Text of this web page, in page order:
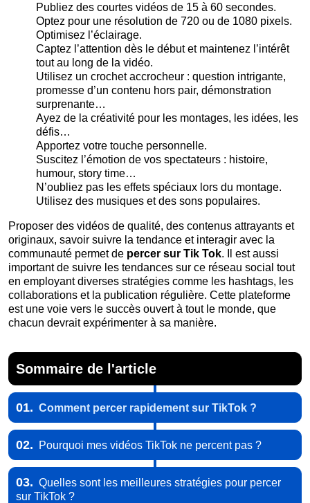
Publiez des courtes vidéos de 15 à 60 secondes.
Optez pour une résolution de 720 ou de 1080 pixels.
Optimisez l’éclairage.
Captez l’attention dès le début et maintenez l’intérêt
tout au long de la vidéo.
Utilisez un crochet accrocheur : question intrigante,
promesse d’un contenu hors pair, démonstration
surprenante…
Ayez de la créativité pour les montages, les idées, les
défis…
Apportez votre touche personnelle.
Suscitez l’émotion de vos spectateurs : histoire,
humour, story time…
N’oubliez pas les effets spéciaux lors du montage.
Utilisez des musiques et des sons populaires.
Proposer des vidéos de qualité, des contenus attrayants et
originaux, savoir suivre la tendance et interagir avec la
communauté permet de percer sur Tik Tok. Il est aussi
important de suivre les tendances sur ce réseau social tout
en employant diverses stratégies comme les hashtags, les
collaborations et la publication régulière. Cette plateforme
est une voie vers le succès ouvert à tout le monde, que
chacun devrait expérimenter à sa manière.
Sommaire de l'article
01. Comment percer rapidement sur TikTok ?
02. Pourquoi mes vidéos TikTok ne percent pas ?
03. Quelles sont les meilleures stratégies pour percer
sur TikTok ?